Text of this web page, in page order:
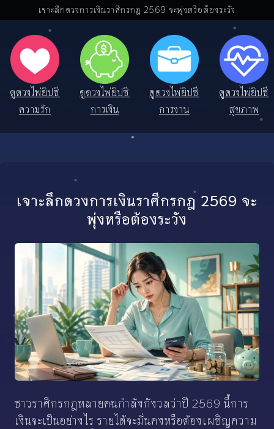
เจาะลึกดวงการเงินราศีกรกฎ 2569 จะพุ่งหรือต้องระวัง
ดูดวงไพ่ยิปซี
ความรัก
ดูดวงไพ่ยิปซี
การเงิน
ดูดวงไพ่ยิปซี
การงาน
ดูดวงไพ่ยิปซี
สุขภาพ
เจาะลึกดวงการเงินราศีกรกฎ 2569 จะ
พุ่งหรือต้องระวัง
ชาวราศีกรกฎหลายคนกำลังกังวลว่าปี 2569 นี้การ
เงินจะเป็นอย่างไร รายได้จะมั่นคงหรือต้องเผชิญความ